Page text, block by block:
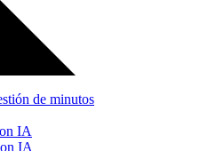
de minutos
IA
IA